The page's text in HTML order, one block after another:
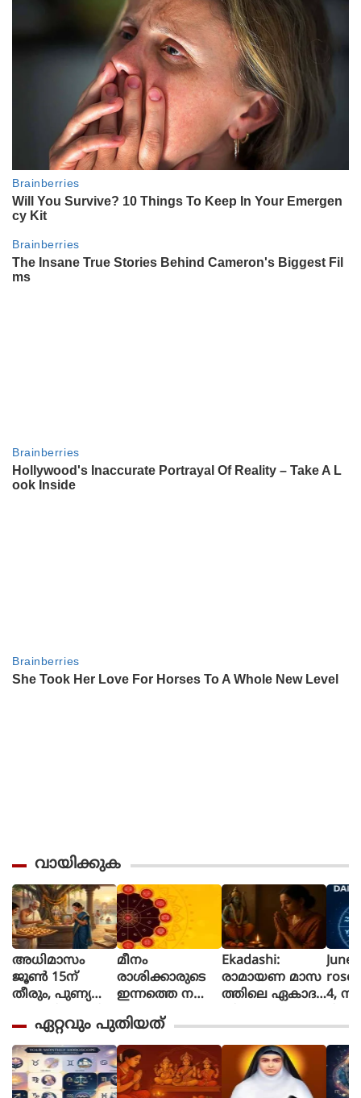
വായിക്കുക
അധിമാസം
ജൂൺ 15ന്
തീരും, പുണ്യ
ഈ 5 കാര്യങ്ങൾ
ചെയ്യാൻ ഇ
നിയും വൈക
രുത്
മീനം
രാശിക്കാരുടെ
ഇന്നത്തെ നക്ഷ
ത്രഫലം
Ekadashi:
രാമായണ മാസ
ത്തിലെ ഏകാദ
ത്തിന്റെ ആ
ത്മീയ പ്രാധാന്യ
വുമെന്ത്?
June
4,
നെ?
ഏറ്റവും പുതിയത്